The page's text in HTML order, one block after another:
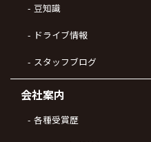
豆知識
ドライブ情報
スタッフブログ
会社案内
各種受賞歴